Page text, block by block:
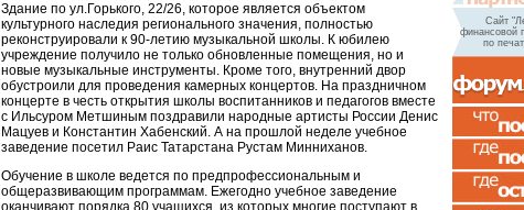
Здание по ул.Горького, 22/26, которое является объектом
культурного наследия регионального значения, полностью
реконструировали к 90-летию музыкальной школы. К юбилею
учреждение получило не только обновленные помещения, но и
новые музыкальные инструменты. Кроме того, внутренний двор
обустроили для проведения камерных концертов. На праздничном
концерте в честь открытия школы воспитанников и педагогов вместе
с Ильсуром Метшиным поздравили народные артисты России Денис
Мацуев и Константин Хабенский. А на прошлой неделе учебное
заведение посетил Раис Татарстана Рустам Минниханов.
Обучение в школе ведется по предпрофессиональным и
общеразвивающим программам. Ежегодно учебное заведение
оканчивают порядка 80 учащихся, из которых многие поступают в
Сайт
финансовой
по